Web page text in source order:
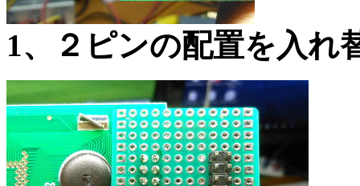
1、２ピンの配置を入れ